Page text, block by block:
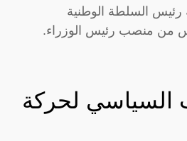
وفي 2007 أقاله رئيس السلطة الوطنية
من منصب رئيس الوزراء.
السياسي لحركة